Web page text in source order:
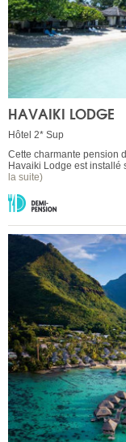
HAVAIKI LODGE
Hôtel 2* Sup
Cette charmante pension
Havaiki Lodge est installé
la suite)